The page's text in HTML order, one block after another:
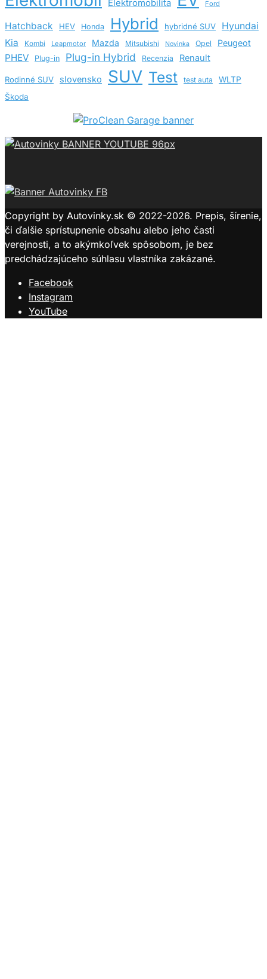
Elektromobilita Ford
Hatchback HEV Honda Hybrid hybridné SUV
Hyundai
Kia
Kombi Leapmotor Mazda Mitsubishi Novinka Opel Peugeot
PHEV Plug-in Plug-in Hybrid Recenzia Renault
Rodinné SUV slovensko SUV Test test auta
WLTP
Škoda
Copyright by Autovinky.sk © 2022-2026. Prepis, šírenie,
či ďalšie sprístupnenie obsahu alebo jeho časti
verejnosti, a to akýmkoľvek spôsobom, je bez
predchádzajúceho súhlasu vlastníka zakázané.
Facebook
Instagram
YouTube